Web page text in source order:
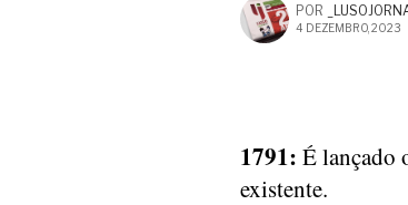
POR
4 DEZEMBRO, 2023
1791: É lançado
existente.